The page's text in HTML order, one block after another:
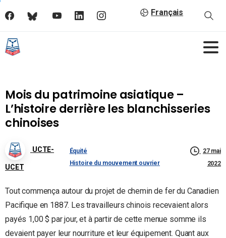
Français
Mois du patrimoine asiatique –
L’histoire derrière les blanchisseries
chinoises
UCTE-
UCET
Équité
Histoire du mouvement ouvrier
27 mai
2022
Tout commença autour du projet de chemin de fer du Canadien
Pacifique en 1887. Les travailleurs chinois recevaient alors
payés 1,00 $ par jour, et à partir de cette menue somme ils
devaient payer leur nourriture et leur équipement. Quant aux